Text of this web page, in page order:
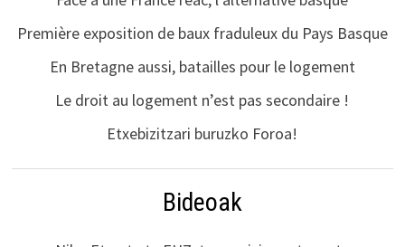
Première exposition de baux fraduleux du Pays Basque
En Bretagne aussi, batailles pour le logement
Le droit au logement n’est pas secondaire !
Etxebizitzari buruzko Foroa!
Bideoak